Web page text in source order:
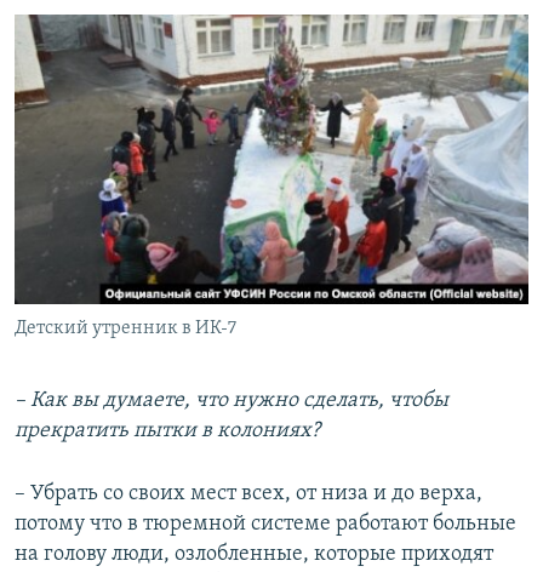
Детский утренник в ИК-7
– Как вы думаете, что нужно сделать, чтобы
прекратить пытки в колониях?
– Убрать со своих мест всех, от низа и до верха,
потому что в тюремной системе работают больные
на голову люди, озлобленные, которые приходят